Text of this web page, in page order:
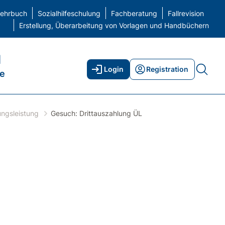
Sozialhilfeschulung Fachberatung
Fallrevision
Erstellung, Überarbeitung von Vorlagen und Handbüchern
Login Registration
Gesuch: Drittauszahlung ÜL